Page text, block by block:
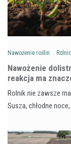
Nawożenie roślin
Nawożenie
reakcja ma
Rolnik nie zawsze
Susza, chłodne